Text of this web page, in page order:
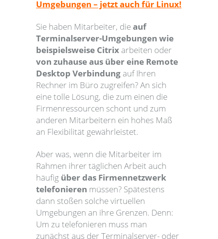
Umgebungen – jetzt auch für Linux!
Sie haben Mitarbeiter, dieauf
Terminalserver-Umgebungen wie
beispielsweise Citrix arbeiten oder
von zuhause aus über eine Remote
Desktop Verbindung auf Ihren
Rechner im Büro zugreifen? An sich
eine tolle Lösung, die zum einen die
Firmenressourcen schont und zum
anderen Mitarbeitern ein hohes Maß
an Flexibilität gewährleistet.
Aber was, wenn die Mitarbeiter im
Rahmen ihrer täglichen Arbeit auch
häufig über das Firmennetzwerk
telefonieren müssen? Spätestens
dann stoßen solche virtuellen
Umgebungen an ihre Grenzen. Denn:
Um zu telefonieren muss man
zunächst aus der Terminalserver- oder